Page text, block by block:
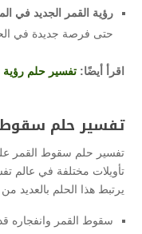
رؤية القمر الجديد في
حتى فرصة جديدة في
اقرأ أيضًا: تفسير حلم
تفسير حلم سقوط
تفسير حلم سقوط القمر
تأويلات مختلفة في عالم
يرتبط هذا الحلم بالعديد
سقوط القمر وانفجاره